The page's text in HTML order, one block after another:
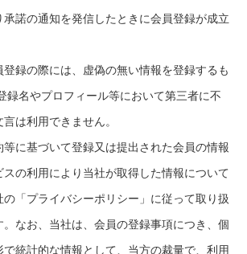
諾の通知を発信したときに会員登録が成立
録の際には、虚偽の無い情報を登録するも
録名やプロフィール等において第三者に不
は利用できません。
に基づいて登録又は提出された会員の情報
スの利用により当社が取得した情報について
の「プライバシーポリシー」に従って取り扱
。なお、当社は、会員の登録事項につき、個
で統計的な情報として、当方の裁量で、利用